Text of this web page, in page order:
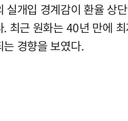
실개입 경계감이 환율 상
최근 원화는 40년 만에
경향을 보였다.